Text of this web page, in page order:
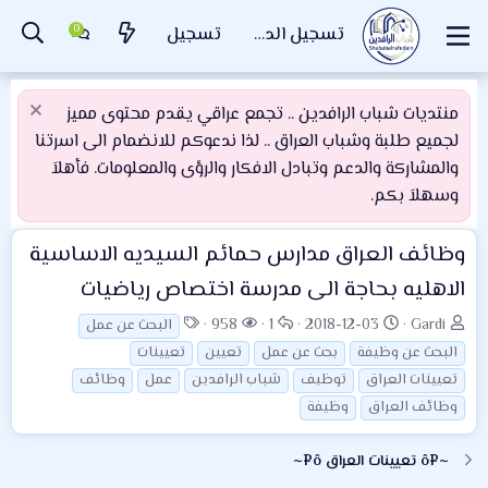
تسجيل الدخول تسجيل
منتديات شباب الرافدين .. تجمع عراقي يقدم محتوى مميز
لجميع طلبة وشباب العراق .. لذا ندعوكم للانضمام الى اسرتنا
والمشاركة والدعم وتبادل الافكار والرؤى والمعلومات. فأهلاَ
وسهلاَ بكم.
وظائف العراق مدارس حمائم السيديه الاساسية
الاهليه بحاجة الى مدرسة اختصاص رياضيات
ب
ا
د
ئ
ا
م
Gardi
ت
ا
ر
ي
خ
ل
2018-12-03
ا
ل
ر
د
1
ا
ل
م
ش
958
ا
ل
و
س
البحث عن عمل
البحث عن وظيفة
بحث عن عمل تعيين
تعيينات
تعيينات العراق
توظيف شباب الرافدين عمل
وظائف
وظائف العراق
وظيفة
~¤ô تعيينات العراق ô¤~